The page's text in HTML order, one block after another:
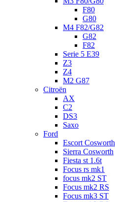
F80
G80
M4 F82/G82
G82
F82
Serie 5 E39
Z3
Z4
M2 G87
Citroën
AX
C2
DS3
Saxo
Ford
Escort Cosworth
Sierra Cosworth
Fiesta st 1.6t
Focus rs mk1
focus mk2 ST
Focus mk2 RS
Focus mk3 ST